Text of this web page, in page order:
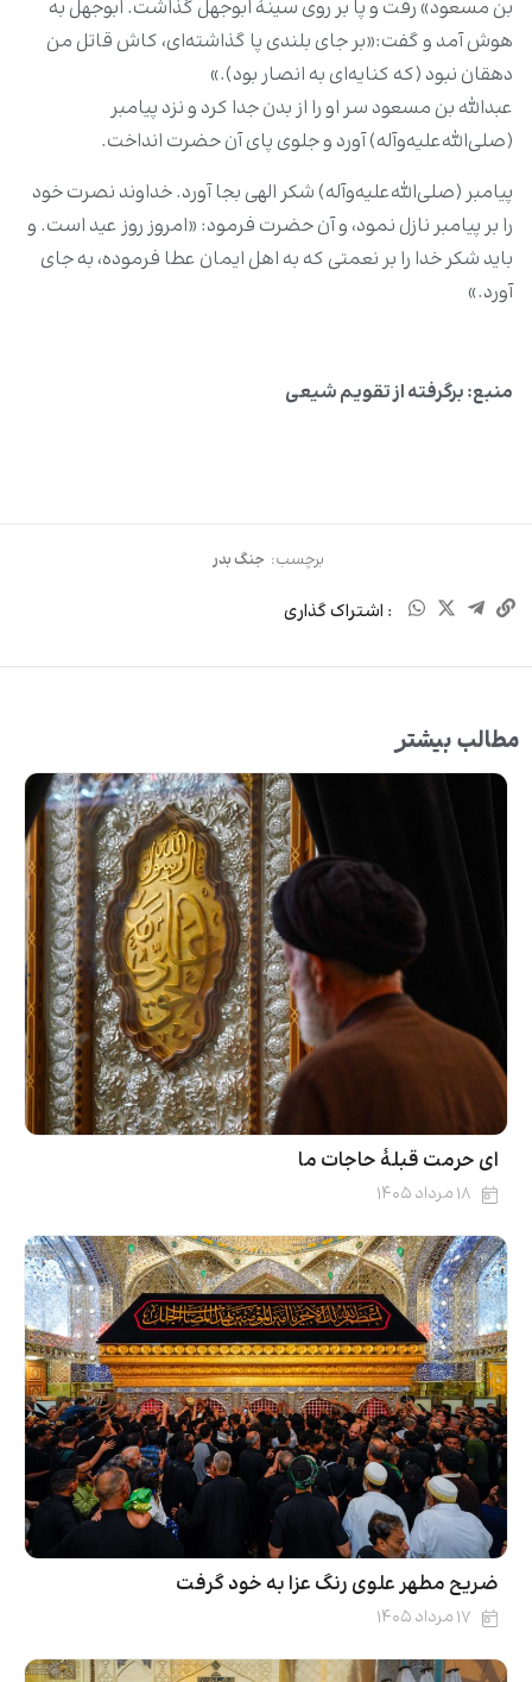
بن مسعود» رفت و پا بر روی سینۀ ابوجهل گذاشت. ابوجهل به
هوش آمد و گفت:«بر جای بلندی پا گذاشته‌ای، کاش قاتل من
دهقان نبود (که کنایه‌ای به انصار بود).»
عبدالله بن مسعود سر او را از بدن جدا کرد و نزد پیامبر
(صلی‌الله‌علیه‌وآله) آورد و جلوی پای آن حضرت انداخت.
پیامبر (صلی‌الله‌علیه‌وآله) شکر الهی بجا آورد. خداوند نصرت خود
را بر پیامبر نازل نمود، و آن حضرت فرمود: «امروز روز عید است. و
باید شکر خدا را بر نعمتی که به اهل ایمان عطا فرموده، به جای
آورد.»
منبع: برگرفته از تقویم شیعی
برچسب: جنگ بدر
: اشتراک گذاری
مطالب بیشتر
ای حرمت قبلۀ حاجات ما
۱۸ مرداد ۱۴۰۵
ضریح مطهر علوی رنگ عزا به خود گرفت
۱۷ مرداد ۱۴۰۵